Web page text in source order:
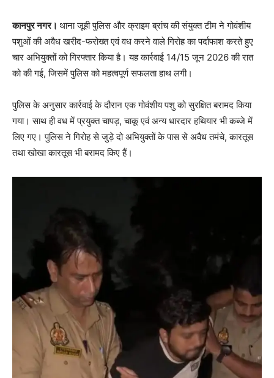
कानपुर नगर। थाना जूही पुलिस और क्राइम ब्रांच की संयुक्त टीम ने गोवंशीय
पशुओं की अवैध खरीद-फरोख्त एवं वध करने वाले गिरोह का पर्दाफाश करते हुए
चार अभियुक्तों को गिरफ्तार किया है। यह कार्रवाई 14/15 जून 2026 की रात
को की गई, जिसमें पुलिस को महत्वपूर्ण सफलता हाथ लगी।
पुलिस के अनुसार कार्रवाई के दौरान एक गोवंशीय पशु को सुरक्षित बरामद किया
गया। साथ ही वध में प्रयुक्त चापड़, चाकू एवं अन्य धारदार हथियार भी कब्जे में
लिए गए। पुलिस ने गिरोह से जुड़े दो अभियुक्तों के पास से अवैध तमंचे, कारतूस
तथा खोखा कारतूस भी बरामद किए हैं।